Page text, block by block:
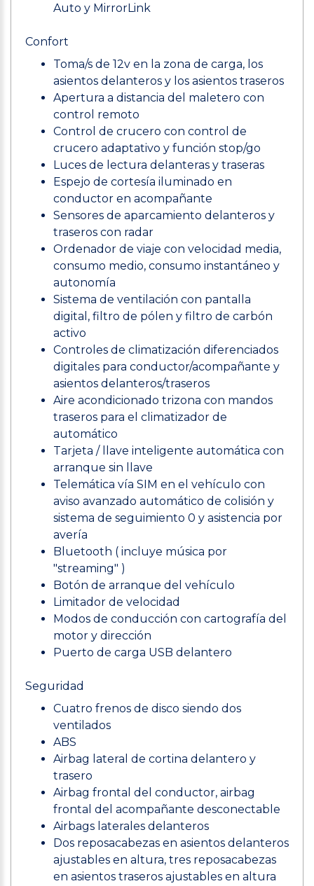
Auto y MirrorLink
Confort
Toma/s de 12v en la zona de carga, los
asientos delanteros y los asientos traseros
Apertura a distancia del maletero con
control remoto
Control de crucero con control de
crucero adaptativo y función stop/go
Luces de lectura delanteras y traseras
Espejo de cortesía iluminado en
conductor en acompañante
Sensores de aparcamiento delanteros y
traseros con radar
Ordenador de viaje con velocidad media,
consumo medio, consumo instantáneo y
autonomía
Sistema de ventilación con pantalla
digital, filtro de pólen y filtro de carbón
activo
Controles de climatización diferenciados
digitales para conductor/acompañante y
asientos delanteros/traseros
Aire acondicionado trizona con mandos
traseros para el climatizador de
automático
Tarjeta / llave inteligente automática con
arranque sin llave
Telemática vía SIM en el vehículo con
aviso avanzado automático de colisión y
sistema de seguimiento 0 y asistencia por
avería
Bluetooth ( incluye música por
"streaming" )
Botón de arranque del vehículo
Limitador de velocidad
Modos de conducción con cartografía del
motor y dirección
Puerto de carga USB delantero
Seguridad
Cuatro frenos de disco siendo dos
ventilados
ABS
Airbag lateral de cortina delantero y
trasero
Airbag frontal del conductor, airbag
frontal del acompañante desconectable
Airbags laterales delanteros
Dos reposacabezas en asientos delanteros
ajustables en altura, tres reposacabezas
en asientos traseros ajustables en altura